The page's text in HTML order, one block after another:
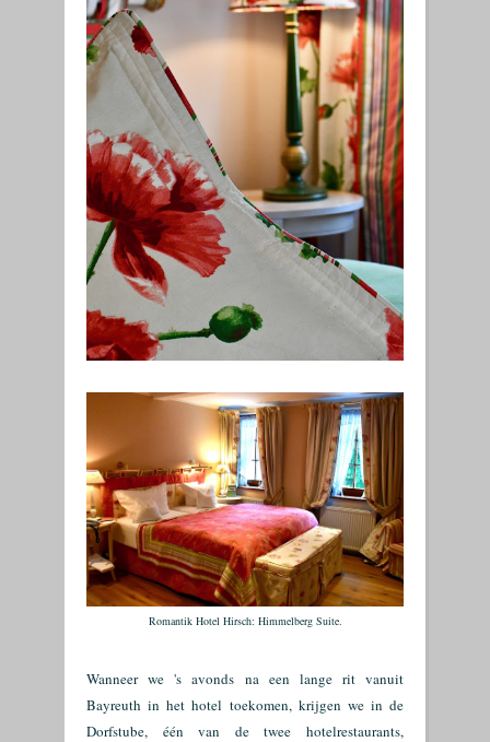
Romantik Hotel Hirsch: Himmelberg Suite.
Wanneer we 's avonds na een lange rit vanuit
Bayreuth in het hotel toekomen, krijgen we in de
Dorfstube, één van de twee hotelrestaurants,